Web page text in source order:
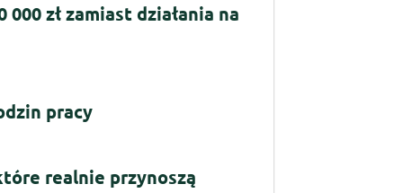
zł zamiast działania na
pracy
realnie przynoszą